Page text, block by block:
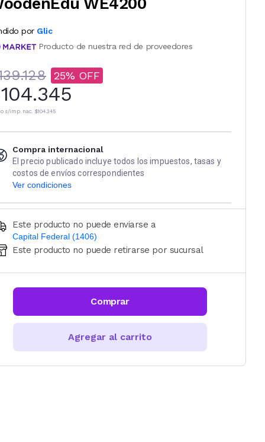
por Glic
Producto de nuestra red de proveedores
25
s/imp. nac. $104.345
Compra internacional
El precio publicado incluye todos los impuestos, tasas y
costos de envíos correspondientes
Ver condiciones
Este producto no puede enviarse a
Capital Federal (1406)
Ingresá código postal (sólo números)
CALCULAR
Este producto no puede retirarse por sucursal
Comprar
Agregar al carrito